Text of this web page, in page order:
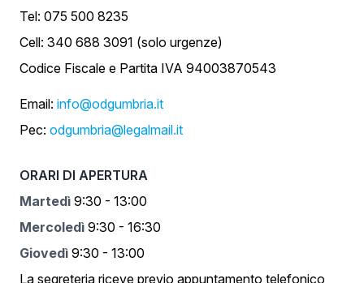
Tel: 075 500 8235
Cell: 340 688 3091 (solo urgenze)
Codice Fiscale e Partita IVA 94003870543
Email: info@odgumbria.it
Pec: odgumbria@legalmail.it
ORARI DI APERTURA
Martedì 9:30 - 13:00
Mercoledì 9:30 - 16:30
Giovedì 9:30 - 13:00
La segreteria riceve previo appuntamento telefonico